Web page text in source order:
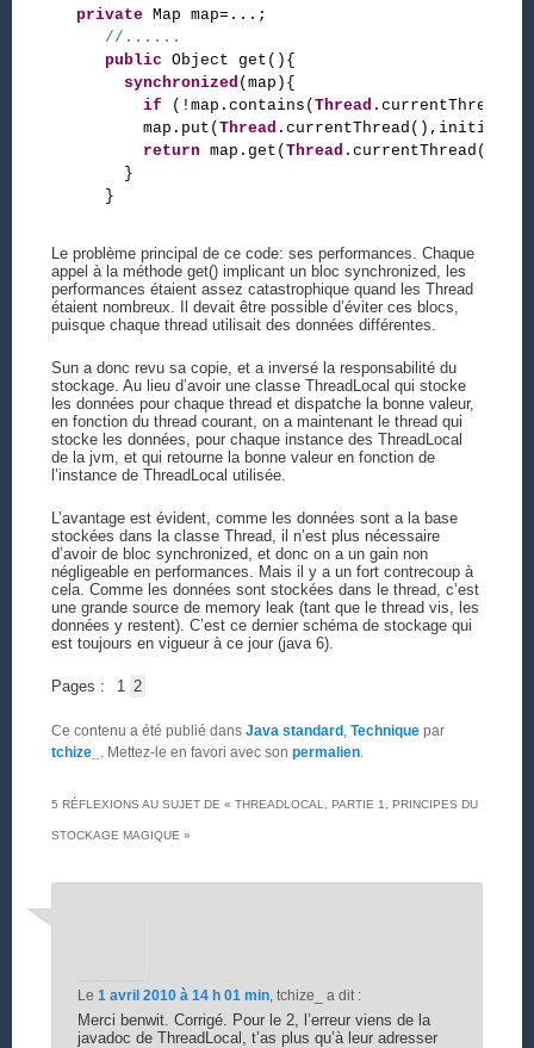
private Map map=...;
//......
public Object get(){
synchronized (map){
if (!map.contains( Thread
       map.put(
Thread
return map.get( Thread .currentThread());
     }
Le problème principal de ce code: ses performances. Chaque
appel à la méthode get() implicant un bloc synchronized, les
performances étaient assez catastrophique quand les Thread
étaient nombreux. Il devait être possible d’éviter ces blocs,
puisque chaque thread utilisait des données différentes.
Sun a donc revu sa copie, et a inversé la responsabilité du
stockage. Au lieu d’avoir une classe ThreadLocal qui stocke
les données pour chaque thread et dispatche la bonne valeur,
en fonction du thread courant, on a maintenant le thread qui
stocke les données, pour chaque instance des ThreadLocal
de la jvm, et qui retourne la bonne valeur en fonction de
l’instance de ThreadLocal utilisée.
L’avantage est évident, comme les données sont a la base
stockées dans la classe Thread, il n’est plus nécessaire
d’avoir de bloc synchronized, et donc on a un gain non
négligeable en performances. Mais il y a un fort contrecoup à
cela. Comme les données sont stockées dans le thread, c’est
une grande source de memory leak (tant que le thread vis, les
données y restent). C’est ce dernier schéma de stockage qui
est toujours en vigueur à ce jour (java 6).
Pages : 1 2
Ce contenu a été publié dans Java standard , Techniquepar
tchize_ . Mettez-le en favori avec son permalien.
5 RÉFLEXIONS AU SUJET DE « THREADLOCAL, PARTIE 1, PRINCIPES DU
STOCKAGE MAGIQUE »
Le 1 avril 2010 à 14 h 01 min, tchize_ a dit :
Merci benwit. Corrigé. Pour le 2, l’erreur viens de la
javadoc de ThreadLocal, t’as plus qu’à leur adresser